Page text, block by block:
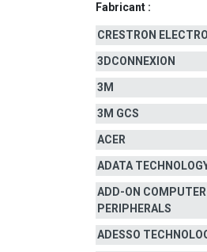
Fabricant :
CRESTRON
3DCONNEXION
3M
3M GCS
ACER
ADATA
ADD-ON COMPUTER
PERIPHERALS
ADESSO